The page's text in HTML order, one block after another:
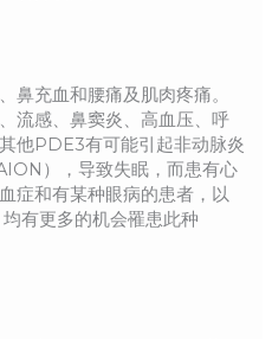
鼻充血和腰痛及肌肉疼痛。
流感、鼻窦炎、高血压、呼
他PDE3有可能引起非动脉炎
），导致失眠，而患有心
症和有某种眼病的患者，以
有更多的机会罹患此种